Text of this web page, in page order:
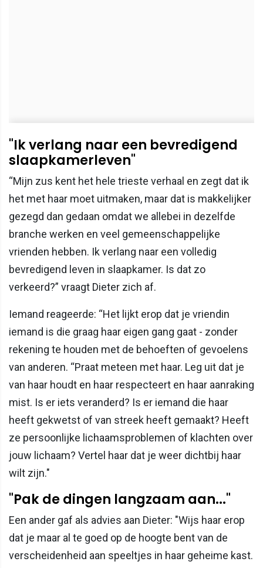
"Ik verlang naar een bevredigend
slaapkamerleven"
“Mijn zus kent het hele trieste verhaal en zegt dat ik
het met haar moet uitmaken, maar dat is makkelijker
gezegd dan gedaan omdat we allebei in dezelfde
branche werken en veel gemeenschappelijke
vrienden hebben. Ik verlang naar een volledig
bevredigend leven in slaapkamer. Is dat zo
verkeerd?” vraagt Dieter zich af.
Iemand reageerde: “Het lijkt erop dat je vriendin
iemand is die graag haar eigen gang gaat - zonder
rekening te houden met de behoeften of gevoelens
van anderen. “Praat meteen met haar. Leg uit dat je
van haar houdt en haar respecteert en haar aanraking
mist. Is er iets veranderd? Is er iemand die haar
heeft gekwetst of van streek heeft gemaakt? Heeft
ze persoonlijke lichaamsproblemen of klachten over
jouw lichaam? Vertel haar dat je weer dichtbij haar
wilt zijn."
"Pak de dingen langzaam aan..."
Een ander gaf als advies aan Dieter: "Wijs haar erop
dat je maar al te goed op de hoogte bent van de
verscheidenheid aan speeltjes in haar geheime kast.